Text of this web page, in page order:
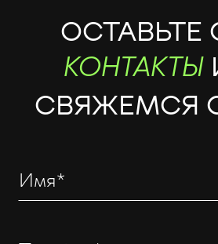
ОСТАВЬТЕ
КОНТАКТЫ
СВЯЖЕМСЯ